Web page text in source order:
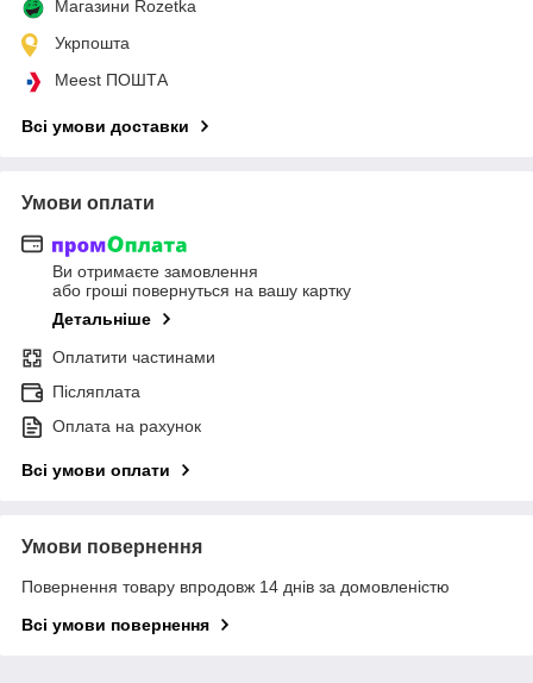
Магазини Rozetka
Укрпошта
Meest ПОШТА
Всі умови доставки
Умови оплати
Ви отримаєте замовлення
або гроші повернуться на вашу картку
Детальніше
Оплатити частинами
Післяплата
Оплата на рахунок
Всі умови оплати
Умови повернення
Повернення товару впродовж 14 днів за домовленістю
Всі умови повернення